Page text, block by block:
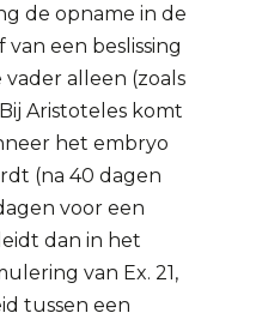
de opname in de
een beslissing
alleen (zoals
Aristoteles komt
het embryo
(na 40 dagen
voor een
dan in het
van Ex. 21,
tussen een